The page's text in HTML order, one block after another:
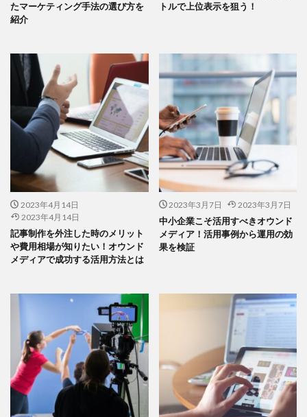
たマーケティング手法の選び方を
紹介
トルで上位表示を狙う！
2023年4月14日
2023年4月14日
記事制作を外注した時のメリット
や費用相場が知りたい！オウンド
メディアで成功する活用方法とは
2023年3月7日 2023年3月7日
中小企業こそ活用すべきオウンド
メディア！活用事例から運用の効
果を検証